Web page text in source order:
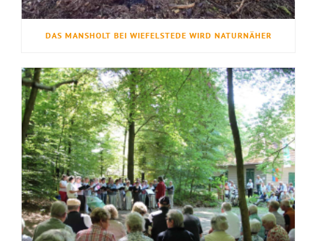
DAS MANSHOLT BEI WIEFELSTEDE WIRD NATURNÄHER